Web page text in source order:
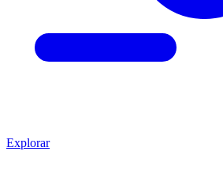
Explorar